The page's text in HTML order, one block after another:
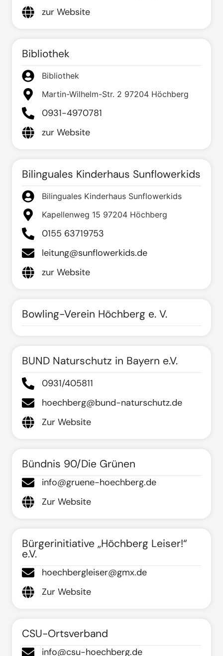
zur Website
Bibliothek
Bibliothek
Martin-Wilhelm-Str. 2 97204 Höchberg
0931-4970781
zur Website
Bilinguales Kinderhaus Sunflowerkids
Bilinguales Kinderhaus Sunflowerkids
Kapellenweg 15 97204 Höchberg
0155 63719753
leitung@sunflowerkids.de
zur Website
Bowling-Verein Höchberg e. V.
BUND Naturschutz in Bayern e.V.
0931/405811
hoechberg@bund-naturschutz.de
Zur Website
Bündnis 90/Die Grünen
info@gruene-hoechberg.de
Zur Website
Bürgerinitiative „Höchberg Leiser!“
e.V.
hoechbergleiser@gmx.de
Zur Website
CSU-Ortsverband
info@csu-hoechberg.de